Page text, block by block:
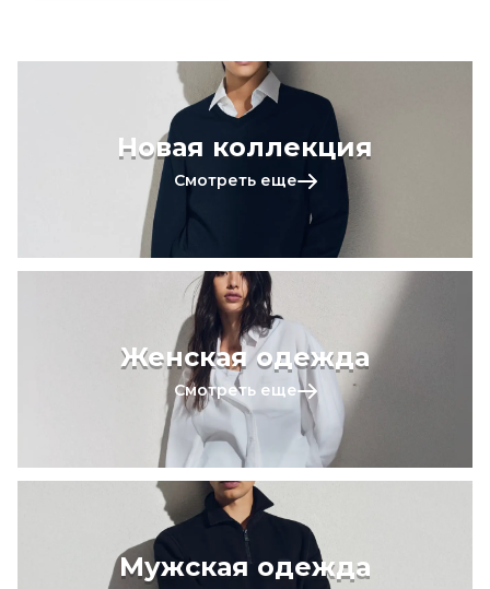
Новая коллекция
Смотреть еще
Женская одежда
Смотреть еще
Мужская одежда